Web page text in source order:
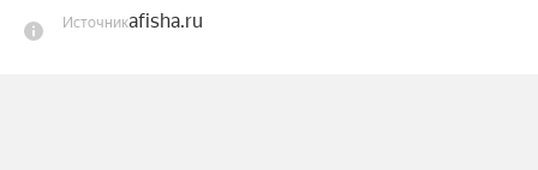
Источникafisha.ru